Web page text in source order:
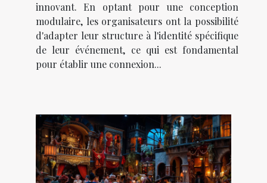
innovant. En optant pour une conception
modulaire, les organisateurs ont la possibilité
d'adapter leur structure à l'identité spécifique
de leur événement, ce qui est fondamental
pour établir une connexion...